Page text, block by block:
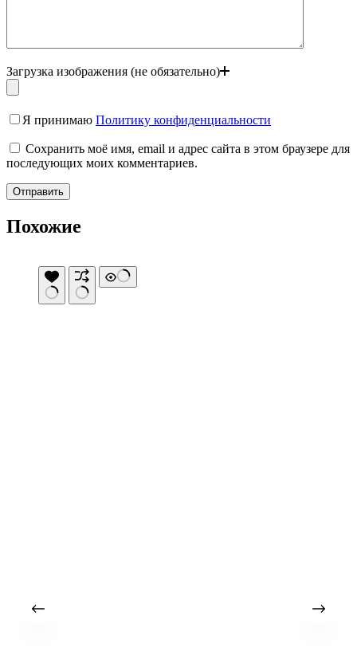
Загрузка изображения (не обязательно)
Я принимаю Политику конфиденциальности
Сохранить моё имя, email и адрес сайта в этом браузере для
последующих моих комментариев.
Отправить
Похожие